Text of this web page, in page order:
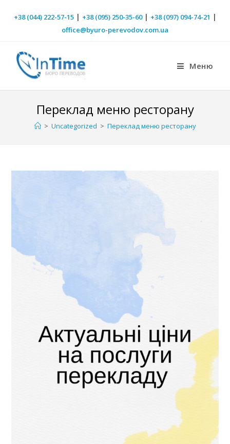
+38 (044) 222-57-15| +38 (095) 250-35-60| +38 (097) 094-74-21 |
office@byuro-perevodov.com.ua
Меню
Переклад меню ресторану
> Uncategorized > Переклад меню ресторану